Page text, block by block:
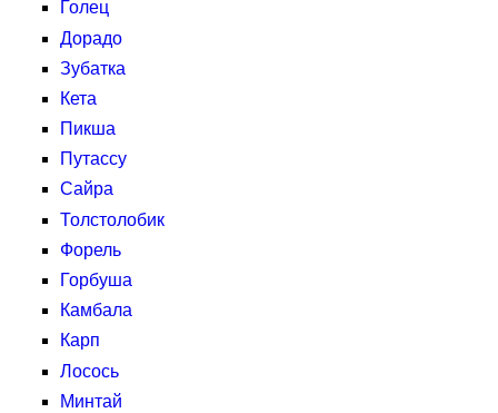
Голец
Дорадо
Зубатка
Кета
Пикша
Путассу
Сайра
Толстолобик
Форель
Горбуша
Камбала
Карп
Лосось
Минтай